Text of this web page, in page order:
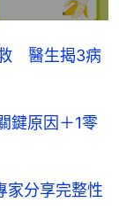
救 醫生揭3病
鍵原因＋1零
分享完整性